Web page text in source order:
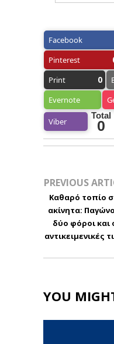
Facebook
Pinterest
Print 0
Evernote
Viber
Total
0
PREVIOUS
Καθαρό τοπίο
ακίνητα:
δύο φόροι και
αντικειμενικές
YOU